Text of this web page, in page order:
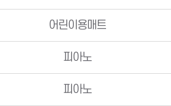
어린이용매트
피아노
피아노